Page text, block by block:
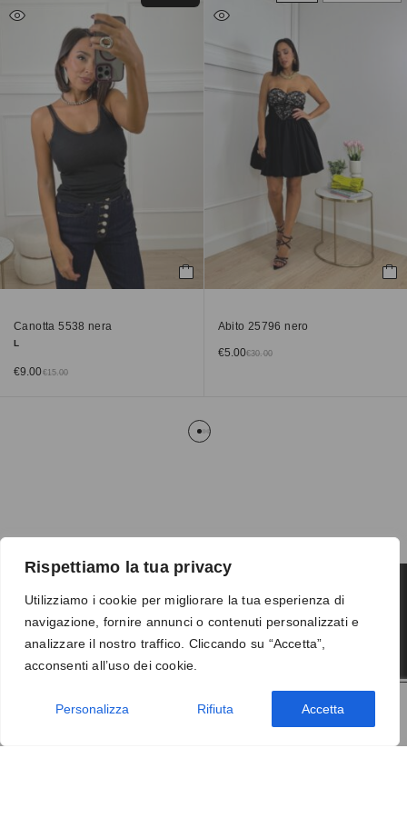
Rispettiamo la tua privacy
Utilizziamo i cookie per migliorare la tua esperienza di
navigazione, fornire annunci o contenuti personalizzati e
analizzare il nostro traffico. Cliccando su “Accetta”,
acconsenti all’uso dei cookie.
Personalizza Rifiuta Accetta
AGGIUNGI AL CARRELLO
Canotta 5538 nera
L
€ 15.00
€9.00
Abito 25796 nero
€30.00
€5.00
Termini e condizioni-Privacy-Reso